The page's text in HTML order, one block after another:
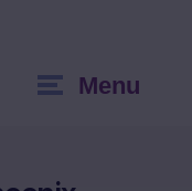
Menu